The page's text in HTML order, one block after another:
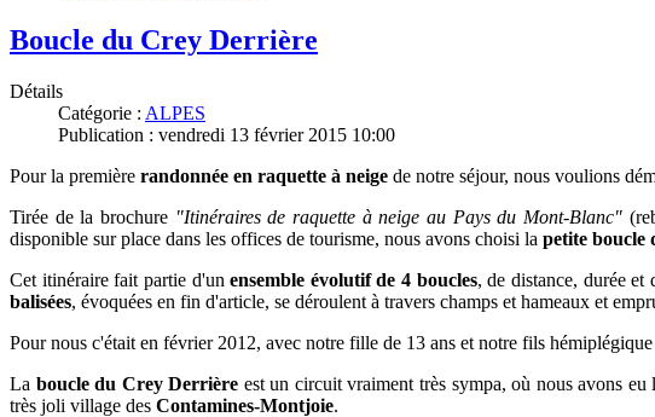
Boucle du Crey Derrière
Détails
Catégorie : ALPES
Publication : vendredi 13 février 2015 10:00
Pour la première randonnée en raquette à neige de notre séjour, nous voulions
Tirée de la brochure "Itinéraires de raquette à neige au Pays du Mont-Blanc"
disponible sur place dans les offices de tourisme, nous avons choisi la petite boucle
Cet itinéraire fait partie d'unensemble évolutif de 4 boucles, de distance, durée et
balisées, évoquées en fin d'article, se déroulent à travers champs et hameaux et
Pour nous c'était en février 2012, avec notre fille de 13 ans et notre fils
La boucle du Crey Derrière est un circuit vraiment très sympa, où nous avons
très joli village des Contamines-Montjoie.